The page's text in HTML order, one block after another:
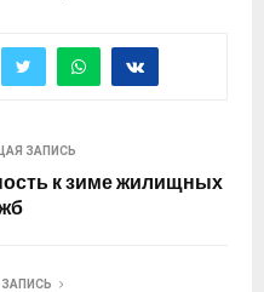
ЗАПИСЬ
к зиме жилищных